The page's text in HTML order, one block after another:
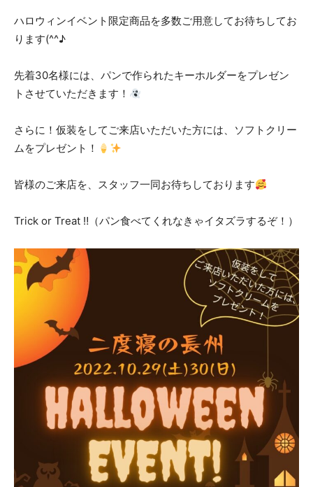
ハロウィンイベント限定商品を多数ご用意してお待ちしてお
ります(^^♪
先着30名様には、パンで作られたキーホルダーをプレゼン
トさせていただきます！
さらに！仮装をしてご来店いただいた方には、ソフトクリー
ムをプレゼント！
皆様のご来店を、スタッフ一同お待ちしております
Trick or Treat ‼（パン食べてくれなきゃイタズラするぞ！）